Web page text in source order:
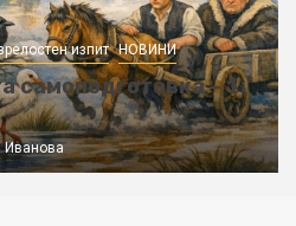
изпит НОВИНИ
самоподготовка – 1
Иванова